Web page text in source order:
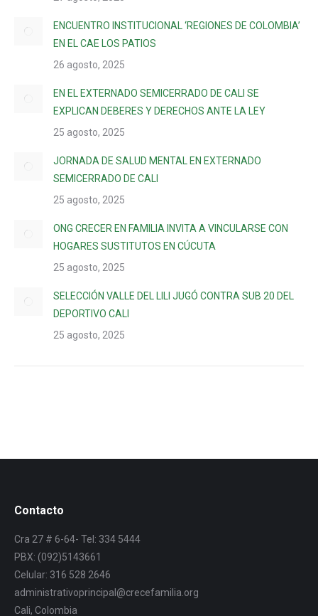
ENCUENTRO INSTITUCIONAL ‘REGIONES DE COLOMBIA’
EN EL CAE LOS PATIOS
26 agosto, 2025
EN EL EXTERNADO SEMICERRADO DE CALI SE
EXPLICAN DEBERES Y DERECHOS ANTE LA LEY
25 agosto, 2025
JORNADA DE SALUD MENTAL EN EXTERNADO
SEMICERRADO DE CALI
25 agosto, 2025
ONG CRECER EN FAMILIA INVITA A VINCULARSE CON
HOGARES SUSTITUTOS EN CÚCUTA
25 agosto, 2025
SELECCIÓN VALLE DEL LILI JUGÓ CONTRA SUB 20 DEL
DEPORTIVO CALI
25 agosto, 2025
Contacto
Cra 27 # 6-64- Tel: 334 5444
PBX: (092)5143661
Celular: 316 528 2646
administrativoprincipal@crecefamilia.org
Cali, Colombia